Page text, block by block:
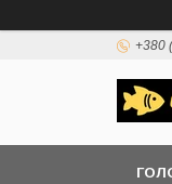
+380